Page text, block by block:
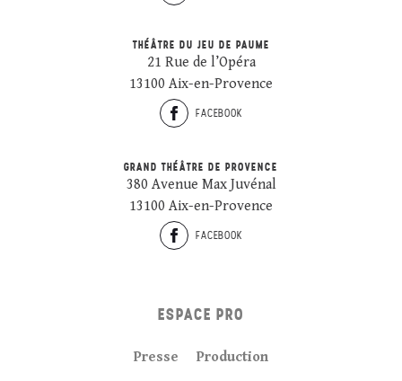
THÉÂTRE DU JEU DE PAUME
21 Rue de l’Opéra
13100 Aix-en-Provence
FACEBOOK
GRAND THÉÂTRE DE PROVENCE
380 Avenue Max Juvénal
13100 Aix-en-Provence
FACEBOOK
ESPACE PRO
Presse Production